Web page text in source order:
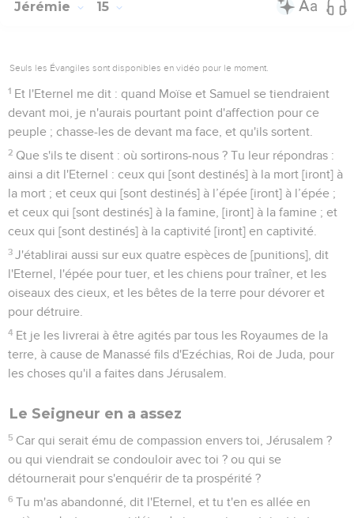
Jérémie 15
Seuls les Évangiles sont disponibles en vidéo pour le moment.
1 Et l'Eternel me dit : quand Moïse et Samuel se tiendraient
devant moi, je n'aurais pourtant point d'affection pour ce
peuple ; chasse-les de devant ma face, et qu'ils sortent.
2 Que s'ils te disent : où sortirons-nous ? Tu leur répondras :
ainsi a dit l'Eternel : ceux qui [sont destinés] à la mort [iront] à
la mort ; et ceux qui [sont destinés] à l’épée [iront] à l’épée ;
et ceux qui [sont destinés] à la famine, [iront] à la famine ; et
ceux qui [sont destinés] à la captivité [iront] en captivité.
3 J'établirai aussi sur eux quatre espèces de [punitions], dit
l'Eternel, l'épée pour tuer, et les chiens pour traîner, et les
oiseaux des cieux, et les bêtes de la terre pour dévorer et
pour détruire.
4 Et je les livrerai à être agités par tous les Royaumes de la
terre, à cause de Manassé fils d'Ezéchias, Roi de Juda, pour
les choses qu'il a faites dans Jérusalem.
Le Seigneur en a assez
5 Car qui serait ému de compassion envers toi, Jérusalem ?
ou qui viendrait se condouloir avec toi ? ou qui se
détournerait pour s'enquérir de ta prospérité ?
6 Tu m'as abandonné, dit l'Eternel, et tu t'en es allée en